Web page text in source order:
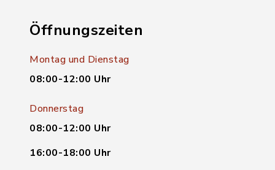
Öffnungszeiten
Montag und Dienstag
08:00-12:00 Uhr
Donnerstag
08:00-12:00 Uhr
16:00-18:00 Uhr